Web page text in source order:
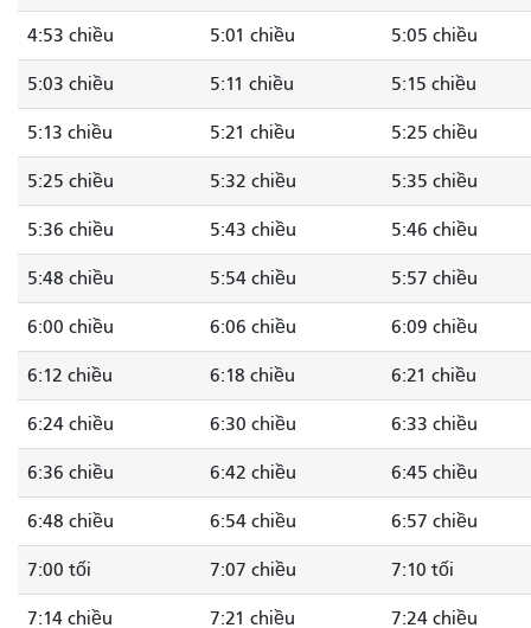
4:53 chiều 5:01 chiều 5:05 chiều
5:03 chiều 5:11 chiều 5:15 chiều
5:13 chiều 5:21 chiều 5:25 chiều
5:25 chiều 5:32 chiều 5:35 chiều
5:36 chiều 5:43 chiều 5:46 chiều
5:48 chiều 5:54 chiều 5:57 chiều
6:00 chiều 6:06 chiều 6:09 chiều
6:12 chiều 6:18 chiều 6:21 chiều
6:24 chiều 6:30 chiều 6:33 chiều
6:36 chiều 6:42 chiều 6:45 chiều
6:48 chiều 6:54 chiều 6:57 chiều
7:00 tối 7:07 chiều 7:10 tối
7:14 chiều 7:21 chiều 7:24 chiều